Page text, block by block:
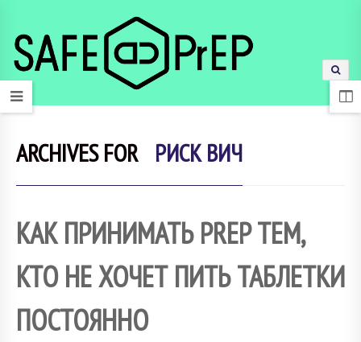
ARCHIVES FOR РИСК ВИЧ
КАК ПРИНИМАТЬ PREP ТЕМ,
КТО НЕ ХОЧЕТ ПИТЬ ТАБЛЕТКИ
ПОСТОЯННО